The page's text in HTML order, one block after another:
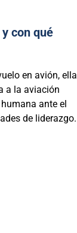
con qué
en avión, ella
a la aviación
ante el
de liderazgo.